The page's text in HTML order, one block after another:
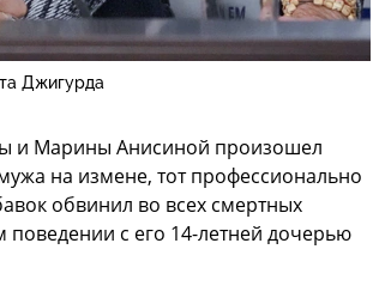
Джигурда
и Марины Анисиной произошел
на измене, тот профессионально
обвинил во всех смертных
поведении с его 14-летней дочерью